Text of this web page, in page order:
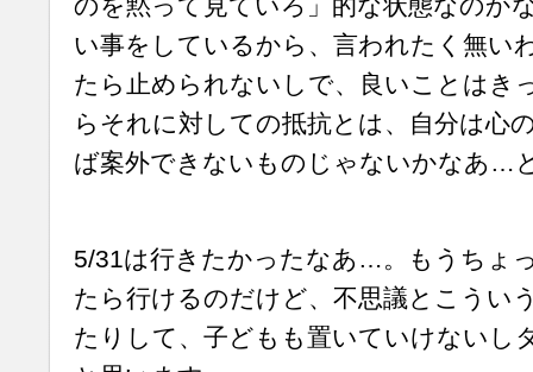
い事をしているから、言われたく無い
たら止められないしで、良いことはき
らそれに対しての抵抗とは、自分は心
ば案外できないものじゃないかなあ…
5/31は行きたかったなあ…。もうちょ
たら行けるのだけど、不思議とこうい
たりして、子どもも置いていけないし